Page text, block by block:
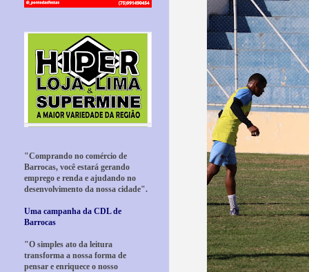
"Comprando no comércio de
Barrocas, você estará gerando
emprego e renda e ajudando no
desenvolvimento da nossa cidade".
Uma campanha da CDL de
Barrocas
"O simples ato da leitura
transforma a nossa forma de
pensar e enriquece o nosso